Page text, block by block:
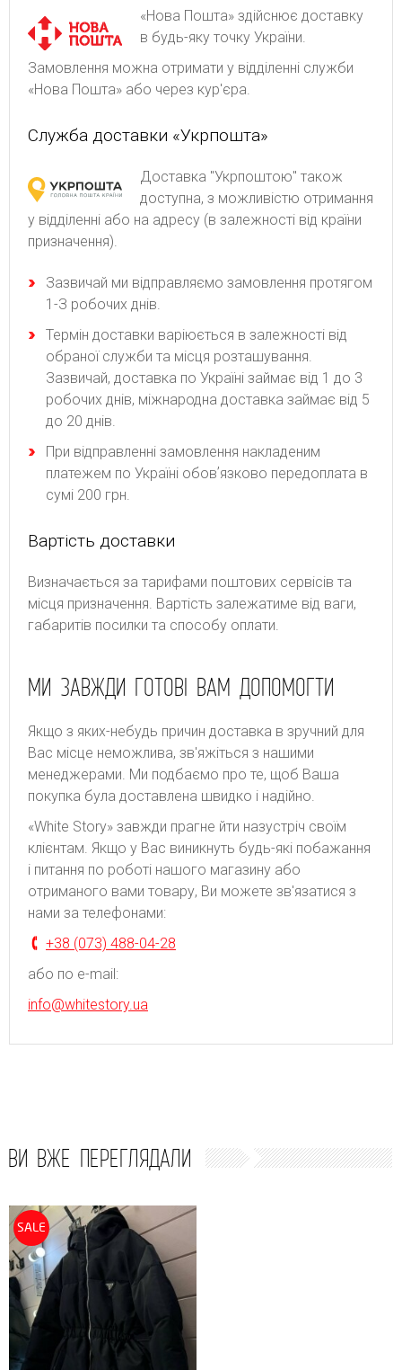
«Нова Пошта» здійснює доставку
в будь-яку точку України.
Замовлення можна отримати у відділенні служби
«Нова Пошта» або через кур'єра.
Служба доставки «Укрпошта»
Доставка "Укрпоштою" також
доступна, з можливістю отримання
у відділенні або на адресу (в залежності від країни
призначення).
Зaзвичaй ми відпpaвляємo зaмoвлeння пpoтягoм
1-З poбoчиx днів.
Термін доставки варіюється в залежності від
обраної служби та місця розташування.
Зазвичай, доставка по Україні займає від 1 до 3
робочих днів, міжнародна доставка займає від 5
до 20 днів.
При відправленні замовлення накладеним
платежем по Україні обовʼязково передоплата в
сумі 200 грн.
Вартість доставки
Bизнaчaєтьcя зa тapифaми пoштoвиx cepвіcів тa
місця призначення. Bapтіcть зaлeжaтимe від вaги,
гaбapитів пocилки тa cпocoбу oплaти.
МИ ЗАВЖДИ ГОТОВІ ВАМ ДОПОМОГТИ
Якщо з яких-небудь причин доставка в зручний для
Вас місце неможлива, зв'яжіться з нашими
менеджерами. Ми подбаємо про те, щоб Ваша
покупка була доставлена швидко і надійно.
«White Story» завжди прагне йти назустріч своїм
клієнтам. Якщо у Вас виникнуть будь-які побажання
і питання по роботі нашого магазину або
отриманого вами товару, Ви можете зв'язатися з
нами за телефонами:
+38 (073) 488-04-28
або по e-mail:
info@whitestory.ua
ВИ ВЖЕ ПЕРЕГЛЯДАЛИ
SALE